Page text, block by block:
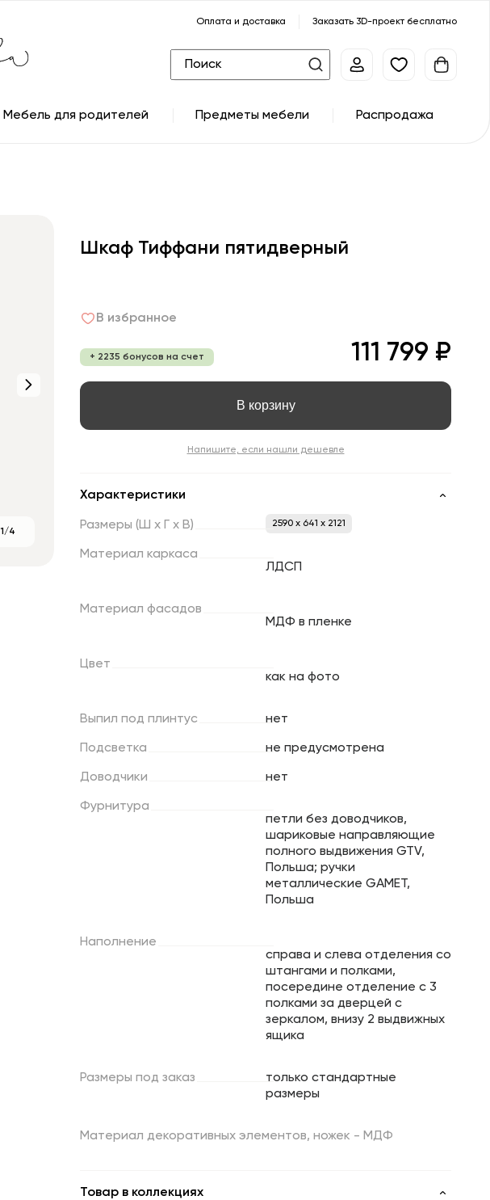
Оплата и доставка Заказать 3D-проект бесплатно
Мебель для родителей Предметы мебели Распродажа
1/4
Шкаф Тиффани пятидверный
В избранное
+ 2235 бонусов на счет 111 799 ₽
В корзину
Напишите, если нашли дешевле
Характеристики
Размеры (Ш х Г х В) 2590 x 641 x 2121
Материал каркаса
ЛДСП
Материал фасадов
МДФ в пленке
Цвет
как на фото
Выпил под плинтус нет
Подсветка не предусмотрена
Доводчики нет
Фурнитура
петли без доводчиков,
шариковые направляющие
полного выдвижения GTV,
Польша; ручки
металлические GAMET,
Польша
Наполнение
справа и слева отделения со
штангами и полками,
посередине отделение с 3
полками за дверцей с
зеркалом, внизу 2 выдвижных
ящика
Размеры под заказ
только стандартные
размеры
Материал декоративных элементов, ножек - МДФ
Товар в коллекциях